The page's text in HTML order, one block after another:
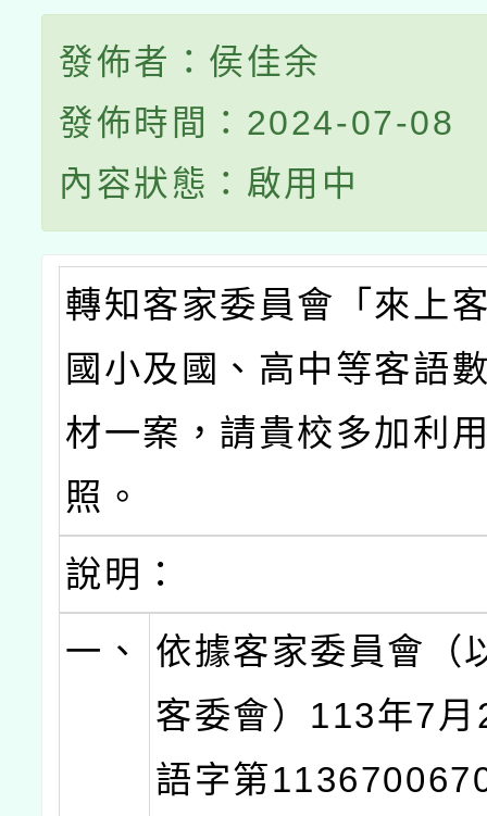
發佈者：侯佳余
發佈時間：2024-07-08
內容狀態：啟用中
轉知客家委員會「來上
國小及國、高中等客語
材一案，請貴校多加利
照。
說明：
一、
依據客家委員會（
客委會）113年7
語字第